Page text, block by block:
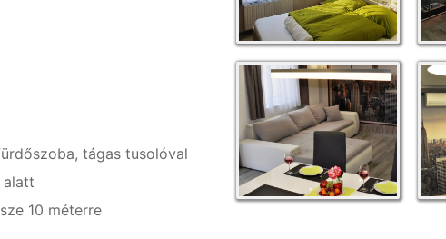
tágas tusolóval
alatt
10 méterre